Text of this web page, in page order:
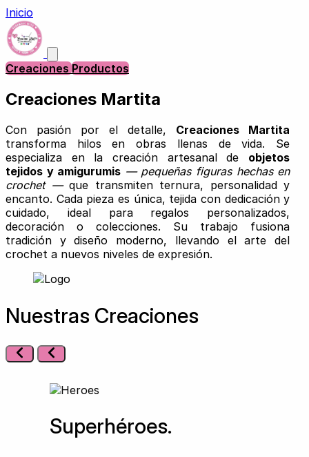
Inicio
CreacionesProductos
Creaciones Martita
Con pasión por el detalle, Creaciones Martita
transforma hilos en obras llenas de vida. Se
especializa en la creación artesanal de objetos
tejidos y amigurumis — pequeñas figuras hechas en
crochet —que transmiten ternura, personalidad y
encanto. Cada pieza es única, tejida con dedicación y
cuidado, ideal para regalos personalizados,
decoración o colecciones. Su trabajo fusiona
tradición y diseño moderno, llevando el arte del
crochet a nuevos niveles de expresión.
Nuestras Creaciones
Superhéroes.